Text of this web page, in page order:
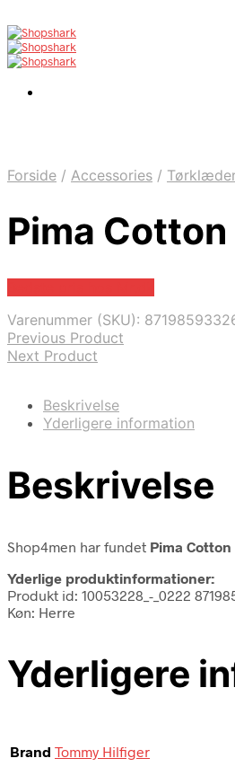
Forside / Accessories /
Pima
Varenummer (SKU):
Previous Product
Next Product
Beskrivelse
Yderligere information
Beskrivelse
Shop4men har fundet Pima
Yderlige produktinformationer:
Produkt id: 10053228_-_0222
Køn: Herre
Yderligere
Brand Tommy Hilfiger